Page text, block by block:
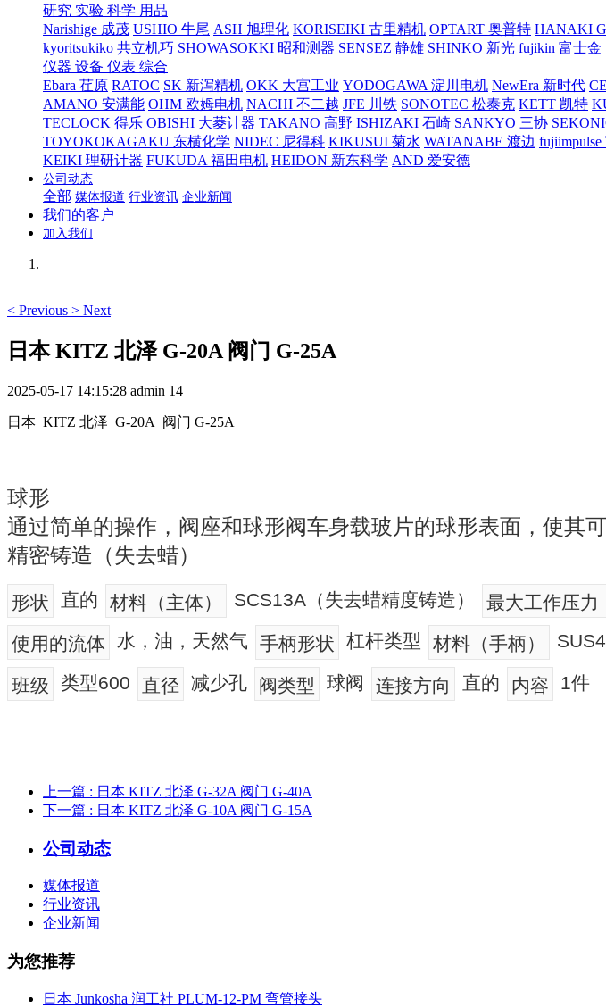
研究 实验 科学 用品
Narishige 成茂 USHIO 牛尾 ASH 旭理化 KORISEIKI 古里精机 OPTART 奥普特 HANAKI
kyoritsukiko 共立机巧 SHOWASOKKI 昭和测器 SENSEZ 静雄 SHINKO 新光 fujikin 富士金
仪器 设备 仪表 综合
Ebara 荏原 RATOC SK 新泻精机 OKK 大宫工业 YODOGAWA 淀川电机 NewEra 新时代
AMANO 安满能 OHM 欧姆电机 NACHI 不二越 JFE 川铁 SONOTEC 松泰克 KETT 凯特
TECLOCK 得乐 OBISHI 大菱计器 TAKANO 高野 ISHIZAKI 石崎 SANKYO 三协
TOYOKOKAGAKU 东横化学 NIDEC 尼得科 KIKUSUI 菊水 WATANABE 渡边
KEIKI 理研计器 FUKUDA 福田电机 HEIDON 新东科学 AND 爱安德
公司动态
全部 媒体报道 行业资讯 企业新闻
我们的客户
加入我们
< Previous > Next
日本 KITZ 北泽 G-20A 阀门 G-25A
2025-05-17 14:15:28 admin 14
日本 KITZ 北泽 G-20A 阀门 G-25A
球形
通过简单的操作，阀座和球形阀车身载玻片的球形表面，使其
精密铸造（失去蜡）
形状 直的 材料（主体） SCS13A（失去蜡精度铸造） 最大工作压力
使用的流体 水，油，天然气 手柄形状 杠杆类型 材料（手柄）
班级 类型600 直径 减少孔 阀类型 球阀 连接方向 直的 内容 1件
上一篇 : 日本 KITZ 北泽 G-32A 阀门 G-40A
下一篇 : 日本 KITZ 北泽 G-10A 阀门 G-15A
公司动态
媒体报道
行业资讯
企业新闻
为您推荐
日本 Junkosha 润工社 PLUM-12-PM 弯管接头